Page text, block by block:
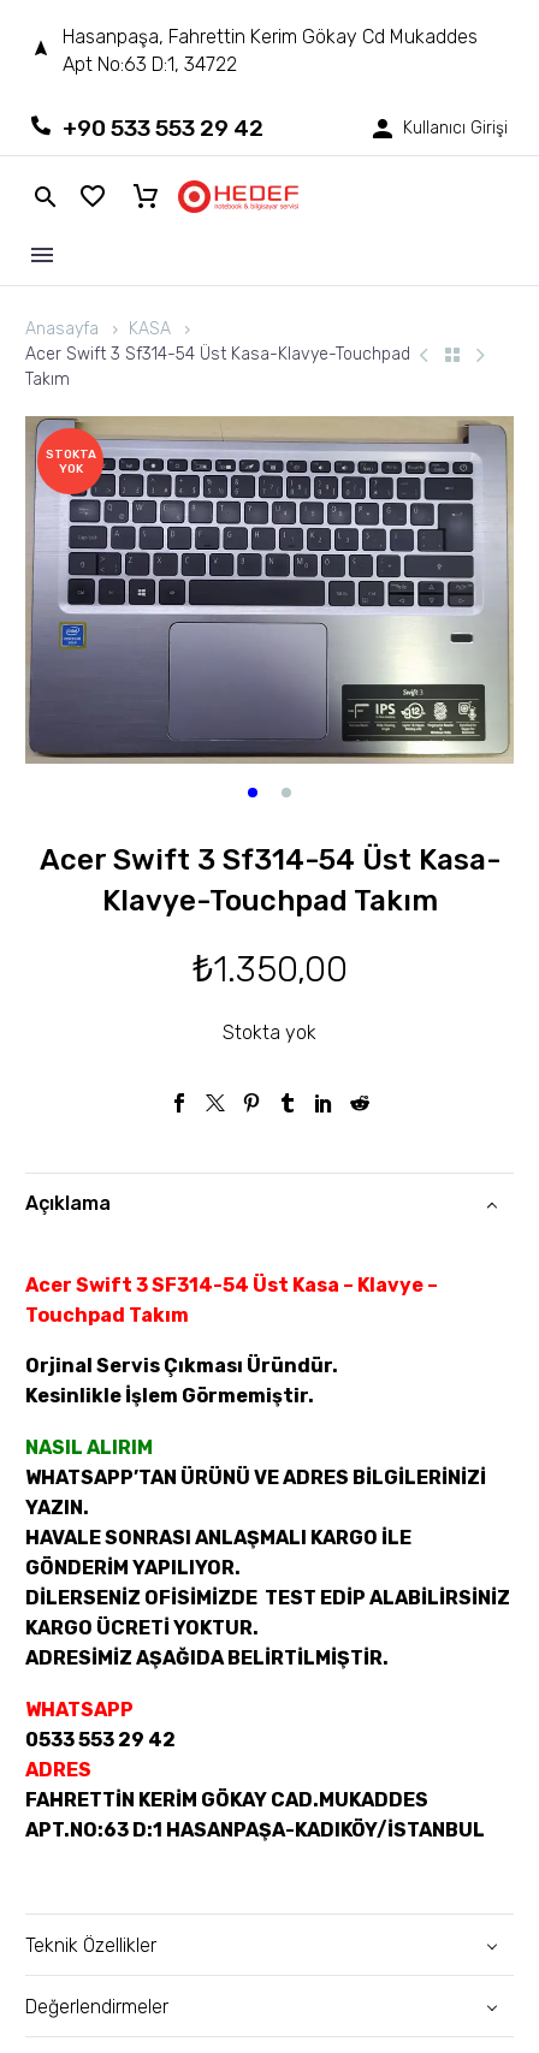
Hasanpaşa, Fahrettin Kerim Gökay Cd Mukaddes
Apt No:63 D:1, 34722
+90 533 553 29 42 Kullanıcı Girişi
Anasayfa
KASA
Acer Swift 3 Sf314-54 Üst Kasa-Klavye-Touchpad
Takım
STOKTA
YOK
Acer Swift 3 Sf314-54 Üst Kasa-
Klavye-Touchpad Takım
₺1.350,00
Stokta yok
Açıklama
Acer Swift 3 SF314-54 Üst Kasa – Klavye –
Touchpad Takım
Orjinal Servis Çıkması Üründür.
Kesinlikle İşlem Görmemiştir.
NASIL ALIRIM
WHATSAPP’TAN ÜRÜNÜ VE ADRES BİLGİLERİNİZİ
YAZIN.
HAVALE SONRASI ANLAŞMALI KARGO İLE
GÖNDERİM YAPILIYOR.
DİLERSENİZ OFİSİMİZDE TEST EDİP ALABİLİRSİNİZ
KARGO ÜCRETİ YOKTUR.
ADRESİMİZ AŞAĞIDA BELİRTİLMİŞTİR.
WHATSAPP
0533 553 29 42
ADRES
FAHRETTİN KERİM GÖKAY CAD.MUKADDES
APT.NO:63 D:1 HASANPAŞA-KADIKÖY/İSTANBUL
Teknik Özellikler
Değerlendirmeler